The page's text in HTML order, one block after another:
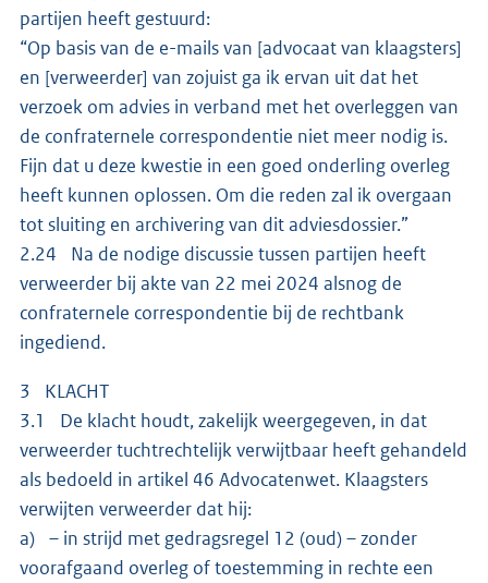
partijen heeft gestuurd:
“Op basis van de e-mails van [advocaat van klaagsters]
en [verweerder] van zojuist ga ik ervan uit dat het
verzoek om advies in verband met het overleggen van
de confraternele correspondentie niet meer nodig is.
Fijn dat u deze kwestie in een goed onderling overleg
heeft kunnen oplossen. Om die reden zal ik overgaan
tot sluiting en archivering van dit adviesdossier.”
2.24 Na de nodige discussie tussen partijen heeft
verweerder bij akte van 22 mei 2024 alsnog de
confraternele correspondentie bij de rechtbank
ingediend.
3 KLACHT
3.1 De klacht houdt, zakelijk weergegeven, in dat
verweerder tuchtrechtelijk verwijtbaar heeft gehandeld
als bedoeld in artikel 46 Advocatenwet. Klaagsters
verwijten verweerder dat hij:
a) – in strijd met gedragsregel 12 (oud) – zonder
voorafgaand overleg of toestemming in rechte een